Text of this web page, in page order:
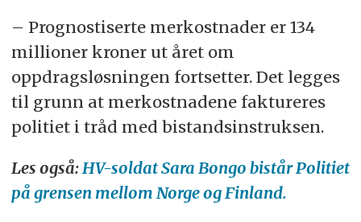
– Prognostiserte merkostnader er 134
millioner kroner ut året om
oppdragsløsningen fortsetter. Det legges
til grunn at merkostnadene faktureres
politiet i tråd med bistandsinstruksen.
Les også: HV-soldat Sara Bongo bistår Politiet
på grensen mellom Norge og Finland.